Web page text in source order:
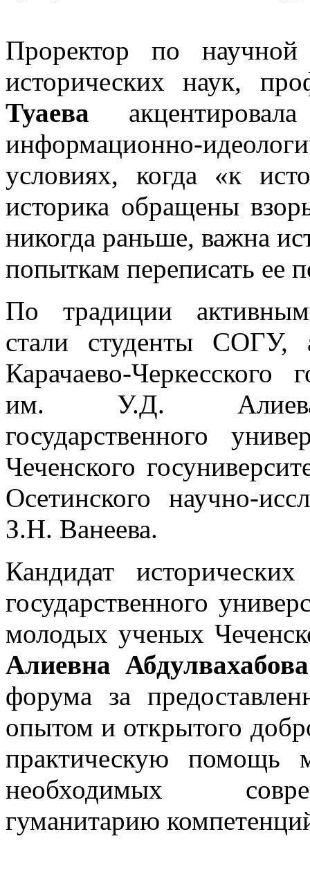
Проректор по
исторических наук,
Туаева
информационно-
условиях, когда «к
историка обращены
никогда раньше, важна
попыткам переписать ее
По традиции
стали студенты
Карачаево-Черкесского
им. У.Д. Алиева,
государственного
Чеченского
Осетинского научно-
З.Н. Ванеева.
Кандидат
государственного
молодых ученых
Алиевна Абдулвахабова
форума за
опытом и открытого
практическую помощь
необходимых
гуманитарию